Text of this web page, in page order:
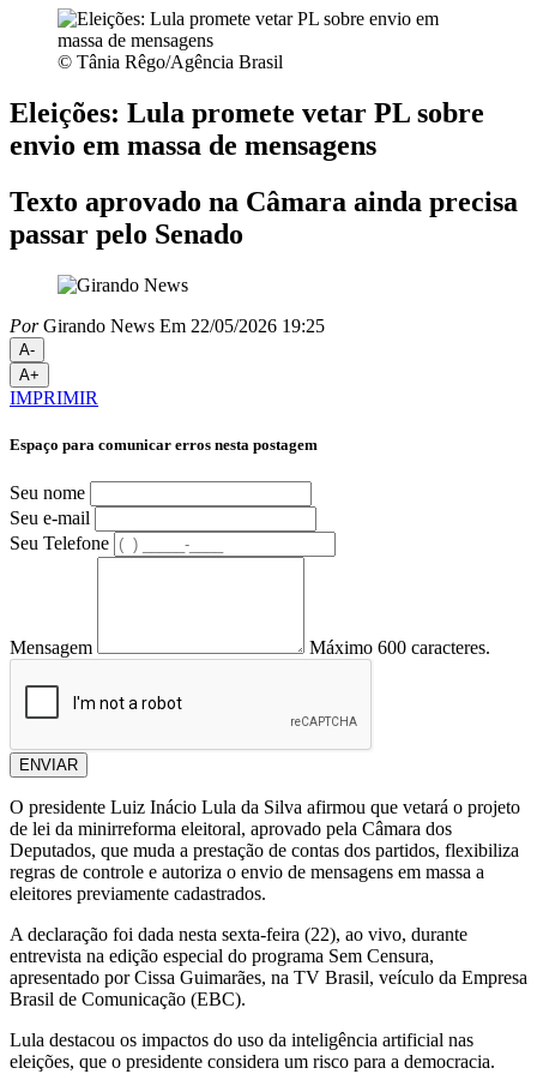
© Tânia Rêgo/Agência Brasil
Eleições: Lula promete vetar PL sobre
envio em massa de mensagens
Texto aprovado na Câmara ainda precisa
passar pelo Senado
PorGirando News Em 22/05/2026 19:25
A-
A+
IMPRIMIR
Espaço para comunicar erros nesta postagem
Seu nome
Seu e-mail
Seu Telefone
Mensagem Máximo 600 caracteres.
ENVIAR
O presidente Luiz Inácio Lula da Silva afirmou que vetará o projeto
de lei da minirreforma eleitoral, aprovado pela Câmara dos
Deputados, que muda a prestação de contas dos partidos, flexibiliza
regras de controle e autoriza o envio de mensagens em massa a
eleitores previamente cadastrados.
A declaração foi dada nesta sexta-feira (22), ao vivo, durante
entrevista na edição especial do programa Sem Censura,
apresentado por Cissa Guimarães, na TV Brasil, veículo da Empresa
Brasil de Comunicação (EBC).
Lula destacou os impactos do uso da inteligência artificial nas
eleições, que o presidente considera um risco para a democracia.